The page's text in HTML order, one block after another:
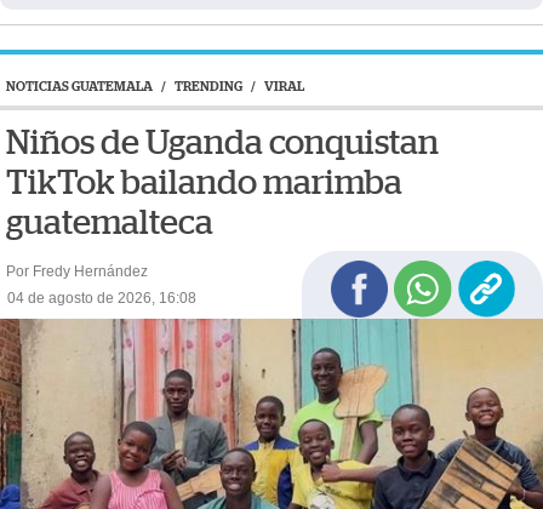
NOTICIAS GUATEMALA / TRENDING / VIRAL
Niños de Uganda conquistan
TikTok bailando marimba
guatemalteca
Por Fredy Hernández
04 de agosto de 2026, 16:08